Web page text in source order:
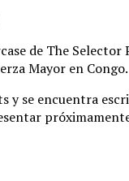
de The
Mayor en Congo.
y se encuentra